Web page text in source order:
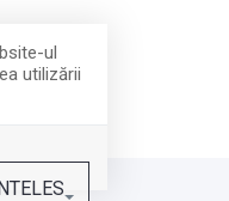
ul
utilizării
DE FR